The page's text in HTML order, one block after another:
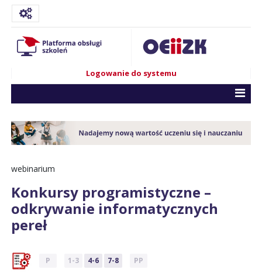
Logowanie do systemu
webinarium
Konkursy programistyczne –
odkrywanie informatycznych
pereł
P 1-3 4-6 7-8 PP